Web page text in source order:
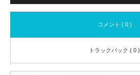
コメント ( 0 )
トラックバック ( 0 )